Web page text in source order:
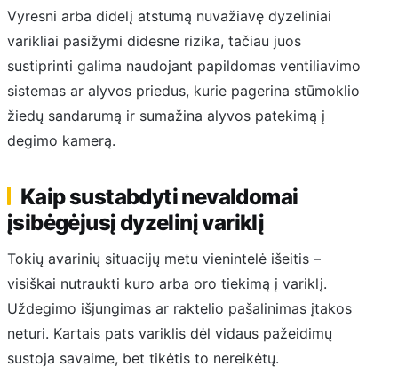
Vyresni arba didelį atstumą nuvažiavę dyzeliniai
varikliai pasižymi didesne rizika, tačiau juos
sustiprinti galima naudojant papildomas ventiliavimo
sistemas ar alyvos priedus, kurie pagerina stūmoklio
žiedų sandarumą ir sumažina alyvos patekimą į
degimo kamerą.
Kaip sustabdyti nevaldomai
įsibėgėjusį dyzelinį variklį
Tokių avarinių situacijų metu vienintelė išeitis –
visiškai nutraukti kuro arba oro tiekimą į variklį.
Uždegimo išjungimas ar raktelio pašalinimas įtakos
neturi. Kartais pats variklis dėl vidaus pažeidimų
sustoja savaime, bet tikėtis to nereikėtų.